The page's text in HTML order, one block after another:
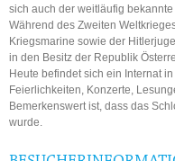
sich auch der weitläufig
Während des Zweiten
Kriegsmarine sowie der
in den Besitz der Republik
Heute befindet sich ein Internat
Feierlichkeiten, Konzerte,
Bemerkenswert ist, dass das
wurde.